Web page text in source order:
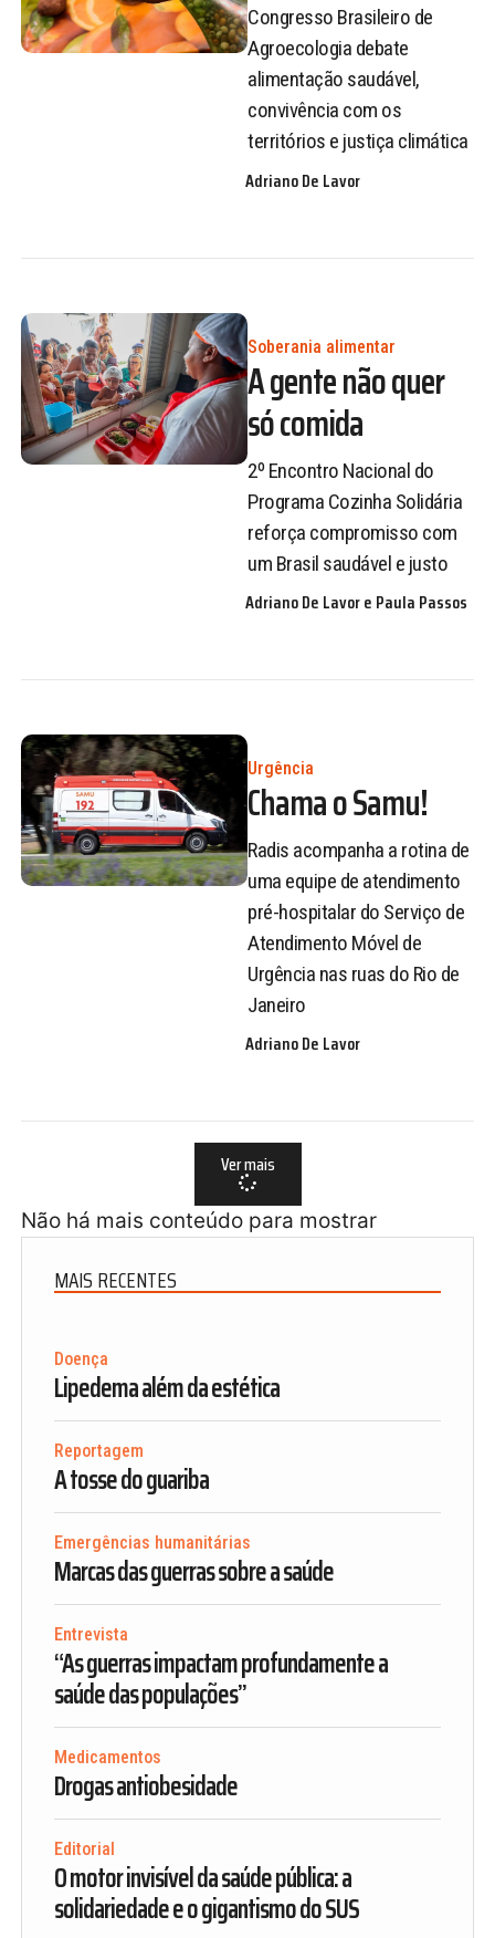
Congresso Brasileiro de
Agroecologia debate
alimentação saudável,
convivência com os
territórios e justiça climática
Adriano De Lavor
Soberania alimentar
A gente não quer
só comida
2º Encontro Nacional do
Programa Cozinha Solidária
reforça compromisso com
um Brasil saudável e justo
Adriano De Lavor e Paula Passos
Urgência
Chama o Samu!
Radis acompanha a rotina de
uma equipe de atendimento
pré-hospitalar do Serviço de
Atendimento Móvel de
Urgência nas ruas do Rio de
Janeiro
Adriano De Lavor
Ver mais
Não há mais conteúdo para mostrar
MAIS RECENTES
Doença
Lipedema além da estética
Reportagem
A tosse do guariba
Emergências humanitárias
Marcas das guerras sobre a saúde
Entrevista
“As guerras impactam profundamente a
saúde das populações”
Medicamentos
Drogas antiobesidade
Editorial
O motor invisível da saúde pública: a
solidariedade e o gigantismo do SUS